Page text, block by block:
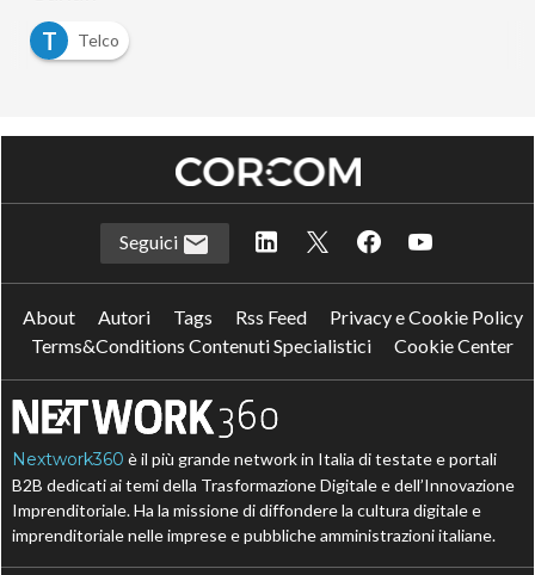
T
Telco
Seguici
About Autori Tags Rss Feed
Privacy e Cookie Policy
Terms&Conditions Contenuti Specialistici
Cookie Center
Nextwork360 è il più grande network in Italia di testate e portali
B2B dedicati ai temi della Trasformazione Digitale e dell’Innovazione
Imprenditoriale. Ha la missione di diffondere la cultura digitale e
imprenditoriale nelle imprese e pubbliche amministrazioni italiane.